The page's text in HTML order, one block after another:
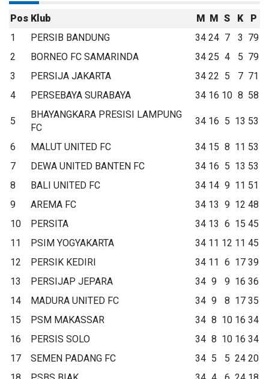
Pos Klub M M S K
P
1
PERSIB BANDUNG 34 24 7 3 79
2
BORNEO FC SAMARINDA 34 25 4 5 79
3
PERSIJA JAKARTA 34 22 5 7 71
4
PERSEBAYA SURABAYA 34 16 10 8 58
5
BHAYANGKARA PRESISI LAMPUNG
FC
34 16 5 13 53
6 MALUT UNITED FC 34 15 8 11 53
7
DEWA UNITED BANTEN FC 34 16 5 13 53
8
BALI UNITED FC 34 14 9 11 51
9
AREMA FC 34 13 9 12 48
10
PERSITA 34 13 6 15 45
11
PSIM YOGYAKARTA 34 11 12 11 45
12
PERSIK KEDIRI 34 11 6 17 39
13
PERSIJAP JEPARA 34 9 9 16 36
14
MADURA UNITED FC 34 9 8 17 35
15
PSM MAKASSAR 34 8 10 16 34
16
PERSIS SOLO 34 8 10 16 34
17
SEMEN PADANG FC 34 5 5 24 20